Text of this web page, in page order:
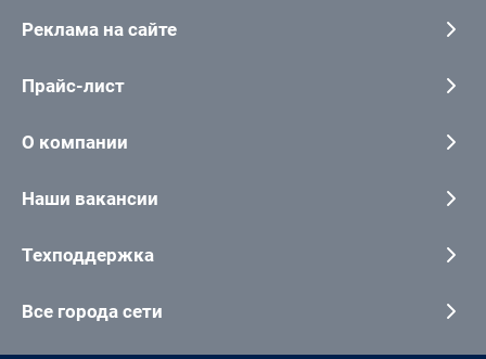
Реклама на сайте
Прайс-лист
О компании
Наши вакансии
Техподдержка
Все города сети